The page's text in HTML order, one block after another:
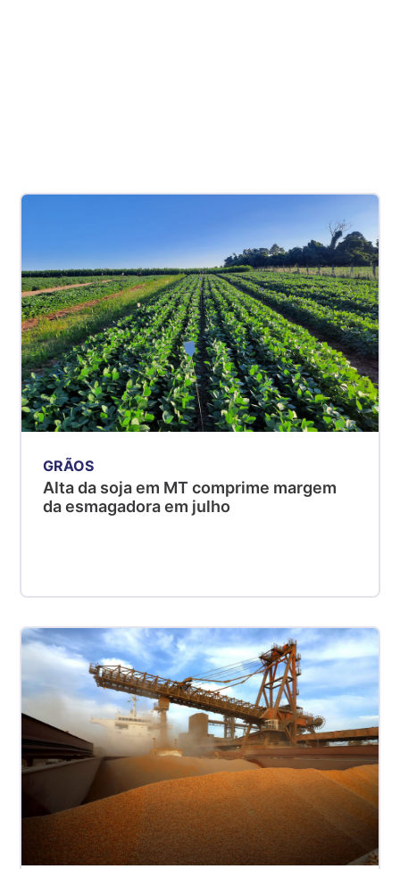
GRÃOS
Alta da soja em MT comprime margem
da esmagadora em julho